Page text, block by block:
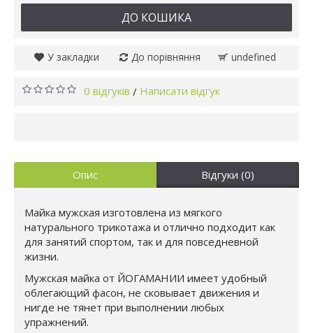
ДО КОШИКА
У закладки До порівняння undefined
0 відгуків / Написати відгук
Опис Відгуки (0)
Майка мужская изготовлена из мягкого
натурального трикотажа и отлично подходит как
для занятий спортом, так и для повседневной
жизни.
Мужская майка от ЙОГАМАНИИ имеет удобный
облегающий фасон, не сковывает движения и
нигде не тянет при выполнении любых
упражнений.